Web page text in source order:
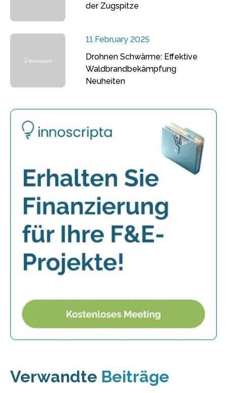
der Zugspitze
11 February 2025
Drohnen Schwärme: Effektive
Waldbrandbekämpfung
Neuheiten
Verwandte Beiträge